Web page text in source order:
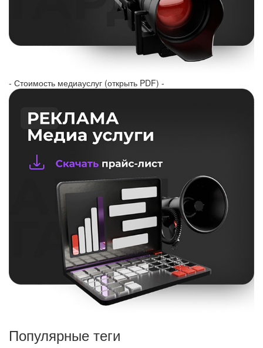
- Стоимость медиауслуг (открыть PDF) -
Популярные теги